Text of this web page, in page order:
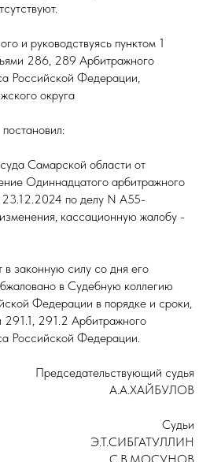
и руководствуясь пунктом 1
286, 289 Арбитражного
Российской Федерации,
округа
постановил:
Самарской области от
Одиннадцатого арбитражного
23.12.2024 по делу N А55-
кассационную жалобу -
в законную силу со дня его
в Судебную коллегию
Федерации в порядке и сроки,
291.1, 291.2 Арбитражного
Российской Федерации.
Председательствующий судья
А.А.ХАЙБУЛОВ
Судьи
Э.Т.СИБГАТУЛЛИН